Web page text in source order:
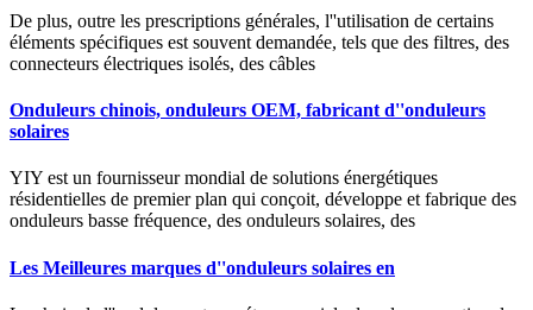
De plus, outre les prescriptions générales, l''utilisation de certains
éléments spécifiques est souvent demandée, tels que des filtres, des
connecteurs électriques isolés, des câbles
Onduleurs chinois, onduleurs OEM, fabricant d''onduleurs
solaires
YIY est un fournisseur mondial de solutions énergétiques
résidentielles de premier plan qui conçoit, développe et fabrique des
onduleurs basse fréquence, des onduleurs solaires, des
Les Meilleures marques d''onduleurs solaires en